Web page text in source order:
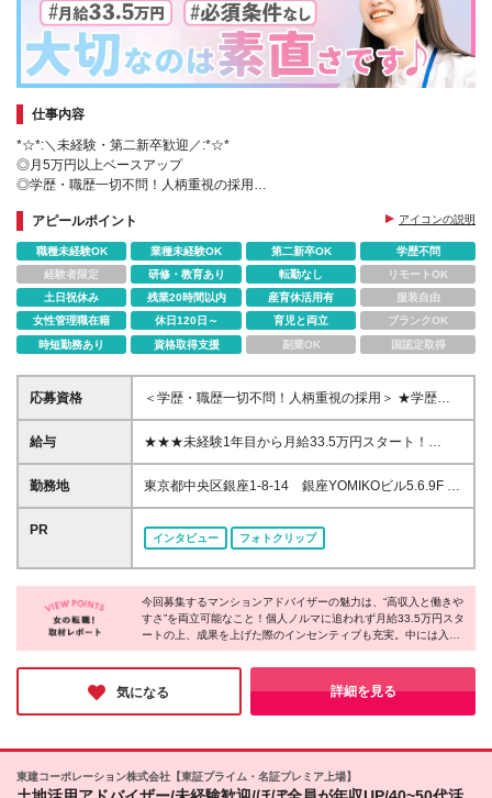
仕事内容
*☆*:＼未経験・第二新卒歓迎／:*☆*
◎月5万円以上ベースアップ
◎学歴・職歴一切不問！人柄重視の採用
◎ノルマなし！あなたのペースで頑張れます
アピールポイント アイコンの説明
職種未経験OK 業種未経験OK 第二新卒OK
学歴不問
経験者限定
研修・教育あり 転勤なし
リモートOK
土日祝休み
残業20時間以内 産育休活用有
服装自由
女性管理職在籍
休日120日～ 育児と両立
ブランクOK
時短勤務あり
資格取得支援 副業OK 国認定取得
応募資格
＜学歴・職歴一切不問！人柄重視の採用＞ ★学歴不
問 ★第二新卒OK ▽こんな方はぜひご応募ください！
▽ ◎未経験から専門知識を身につけたい ◎しっかり
く仕事がしたい ◎お話好きを活かしたい
給与
★★★未経験1年目から月給33.5万円スタート！
★★★ 月5万円以上ベースアップしました！ 月給33.5
万円～＋インセンティブ＋賞与年2回 ※経験・能力な
月給額にはキャリア支援手当【35,000円】、営業手当
社員が1件30万円以上のインセンティブをゲット！ ★
入社1年目からインセンティブだけで年300万円以上
を獲得している方も！ ★入社から1〜3年目で年収
勤務地
東京都中央区銀座1-8-14 銀座YOMIKOビル5.6.9F ★
中央通りに面したきれいなオフィスビル！ ★ランチ
のお店や、仕事帰りのショッピングにとっても便利♪
(変更の範囲)上記を除く当社関連勤務地
PR
インタビュー フォトクリップ
今回募集するマンションアドバイザーの魅力は、“高収入と働きや
すさ”を両立可能なこと！個人ノルマに追われず月給33.5万円スタ
ートの上、成果を上げた際のインセンティブも充実。中には入社
1年目で300万円以上を獲得した方もいるのだとか！勤務地は銀座
の一等地なので、休み時間もお仕事終わりのプライベートも楽し
めること間違いなし♪人柄重視の採用を行っているとのことなの
で、ぜひチャレンジしてみてはいかがでしょうか？
気になる 詳細を見る
東建コーポレーション株式会社【東証プライム・名証プレミア上場】